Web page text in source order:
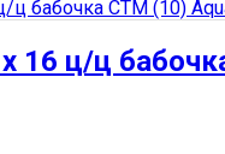
16 ц/ц